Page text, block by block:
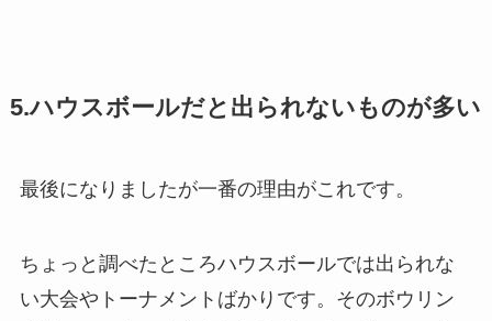
5.ハウスボールだと出られないものが多い
最後になりましたが一番の理由がこれです。
ちょっと調べたところハウスボールでは出られな
い大会やトーナメントばかりです。そのボウリン